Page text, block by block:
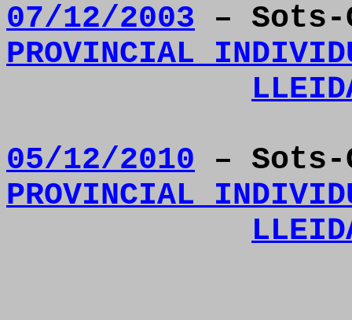
07/12/2003 – Sots-
PROVINCIAL
05/12/2010 – Sots-
PROVINCIAL